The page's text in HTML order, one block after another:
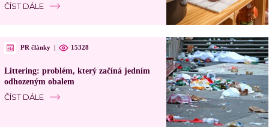
ČÍST DÁLE
PR články | 15328
Littering: problém, který začíná jedním
odhozeným obalem
ČÍST DÁLE